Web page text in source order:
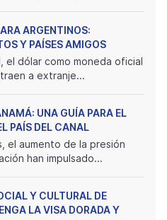
ARGENTINOS:
Y PAÍSES AMIGOS
el dólar como moneda oficial
a extranje...
UNA GUÍA PARA EL
PAÍS DEL CANAL
el aumento de la presión
han impulsado...
Y CULTURAL DE
LA VISA DORADA Y